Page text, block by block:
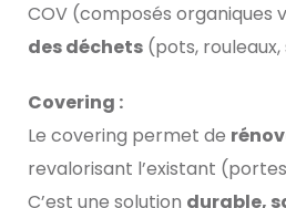
COV (composés organiques
des déchets (pots,
Covering :
Le covering permet de
revalorisant l’existant
C’est une solution durable,